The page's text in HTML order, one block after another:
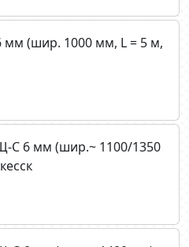
(шир. 1000 мм, L = 5 м,
C 6 мм (шир.~ 1100/1350